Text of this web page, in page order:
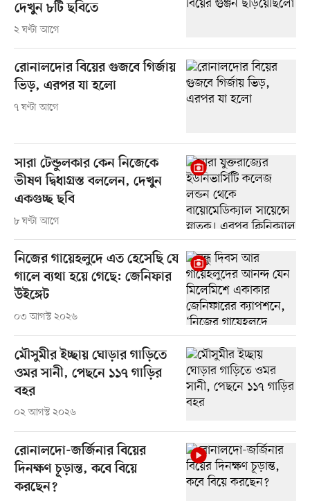
দেখুন ৮টি ছবিতে
২ ঘণ্টা আগে
রোনালদোর বিয়ের গুজবে গির্জায়
ভিড়, এরপর যা হলো
৭ ঘণ্টা আগে
সারা টেন্ডুলকার কেন নিজেকে
ভীষণ দ্বিধাগ্রস্ত বললেন, দেখুন
একগুচ্ছ ছবি
৮ ঘণ্টা আগে
নিজের গায়েহলুদে এত হেসেছি যে
গালে ব্যথা হয়ে গেছে: জেনিফার
উইঙ্গেট
০৩ আগস্ট ২০২৬
মৌসুমীর ইচ্ছায় ঘোড়ার গাড়িতে
ওমর সানী, পেছনে ১১৭ গাড়ির
বহর
০২ আগস্ট ২০২৬
রোনালদো-জর্জিনার বিয়ের
দিনক্ষণ চূড়ান্ত, কবে বিয়ে
করছেন?